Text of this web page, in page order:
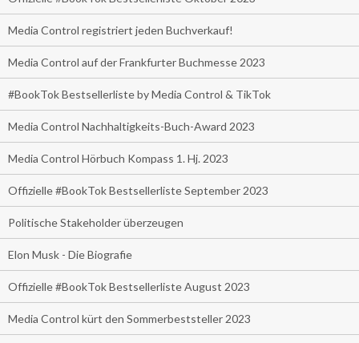
Media Control registriert jeden Buchverkauf!
Media Control auf der Frankfurter Buchmesse 2023
#BookTok Bestsellerliste by Media Control & TikTok
Media Control Nachhaltigkeits-Buch-Award 2023
Media Control Hörbuch Kompass 1. Hj. 2023
Offizielle #BookTok Bestsellerliste September 2023
Politische Stakeholder überzeugen
Elon Musk - Die Biografie
Offizielle #BookTok Bestsellerliste August 2023
Media Control kürt den Sommerbeststeller 2023